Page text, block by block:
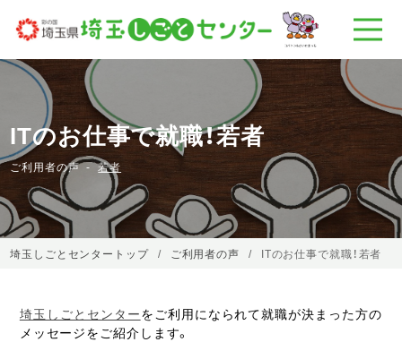
ITのお仕事で就職！若者
ご利用者の声 若者
埼玉しごとセンタートップ ご利用者の声 ITのお仕事で就職！若者
埼玉しごとセンターをご利用になられて就職が決まった方の
メッセージをご紹介します。